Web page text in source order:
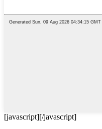
[javascript][/javascript]